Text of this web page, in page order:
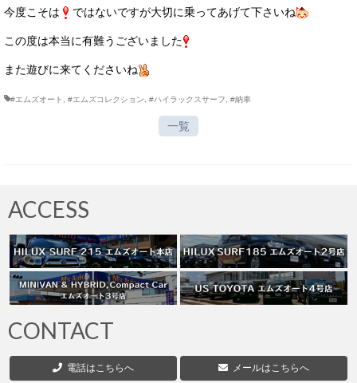
今度こそは ではないですが大切に乗ってあげて下さいね
この度は本当に有難うございました
また遊びに来てくださいね
#エムズオート #エムズコレクション #ハイラックスサーフ #納車
一覧
ACCESS
CONTACT
電話はこちらへ メールはこちらへ